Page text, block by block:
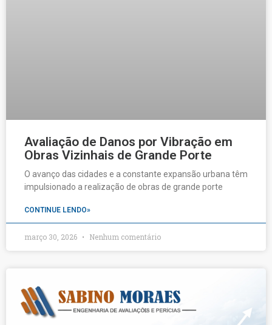
Avaliação de Danos por Vibração em
Obras Vizinhais de Grande Porte
O avanço das cidades e a constante expansão urbana têm
impulsionado a realização de obras de grande porte
CONTINUE LENDO»
março 30, 2026 Nenhum comentário